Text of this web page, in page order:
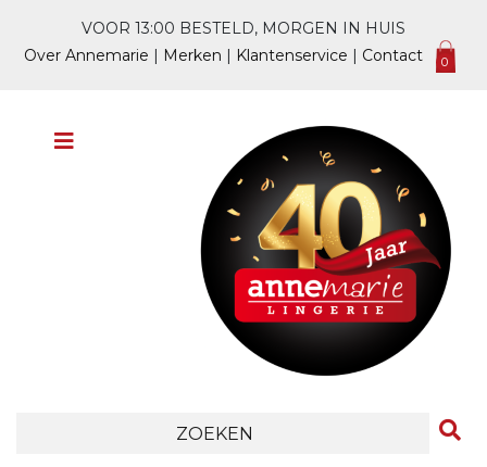
VOOR 13:00 BESTELD, MORGEN IN HUIS
Over Annemarie | Merken | Klantenservice | Contact 0